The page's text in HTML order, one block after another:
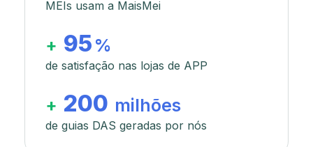
MEIs usam a MaisMei
+ 95 %
de satisfação nas lojas de APP
+ 200 milhões
de guias DAS geradas por nós